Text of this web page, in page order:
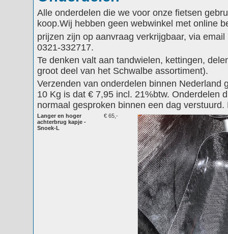
Alle onderdelen die we voor onze fietsen
koop.Wij hebben geen webwinkel met online
prijzen zijn op aanvraag verkrijgbaar, via
0321-332717.
Te denken valt aan tandwielen, kettingen,
groot deel van het Schwalbe assortiment).
Verzenden van onderdelen binnen Nederland
10 Kg is dat € 7,95 incl. 21%btw. Onderdelen
normaal gesproken binnen een dag
Langer en hoger
achterbrug kapje -
Snoek-L
€ 65,-